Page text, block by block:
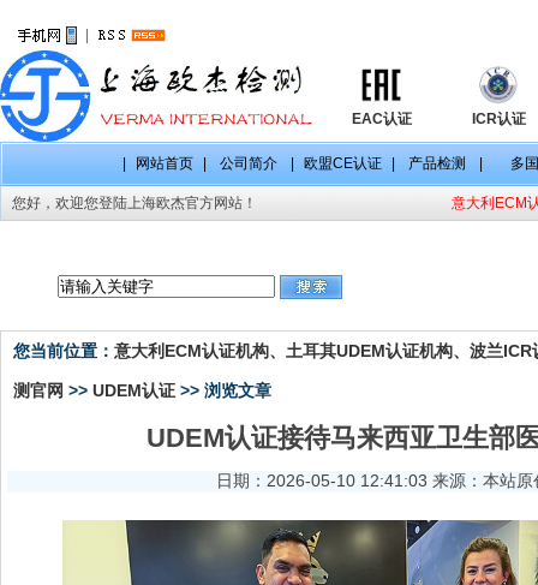
EAC认证 ICR认证
网站首页 公司简介 欧盟CE认证 产品检测 多
您好，欢迎您登陆上海欧杰官方网站！ 意大利ECM
您当前位置： 意大利ECM认证机构、土耳其UDEM认证机构、波兰
测官网 >> UDEM认证 >> 浏览文章
UDEM认证接待马来西亚卫生部
日期：2026-05-10 12:41:03 来源：本站